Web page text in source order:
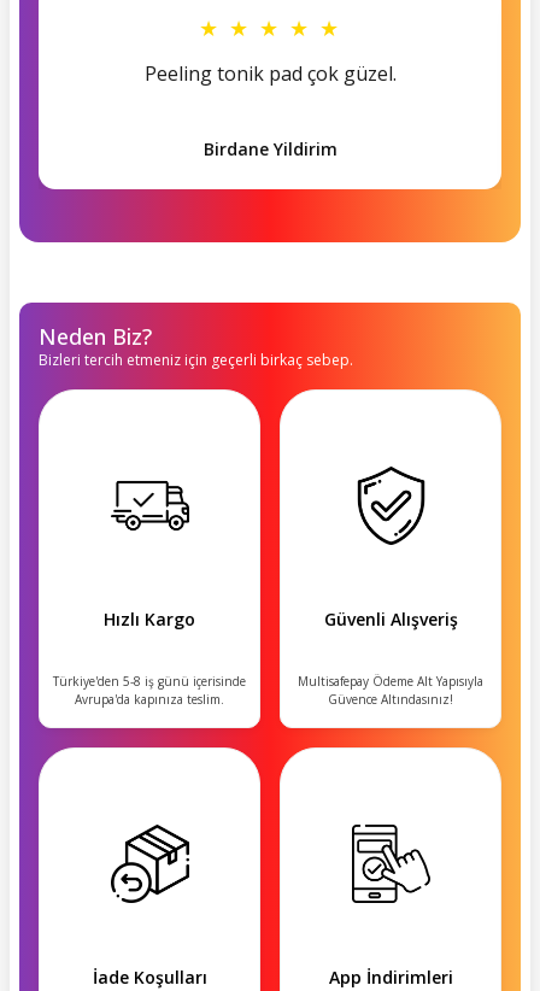
★ ★ ★ ★ ★
Peeling tonik pad çok güzel.
Birdane Yildirim
Neden Biz?
Bizleri tercih etmeniz için geçerli birkaç sebep.
Hızlı Kargo
Türkiye'den 5-8 iş günü içerisinde
Avrupa'da kapınıza teslim.
Güvenli Alışveriş
Multisafepay Ödeme Alt Yapısıyla
Güvence Altındasınız!
İade Koşulları App İndirimleri